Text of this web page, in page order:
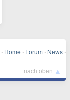
· Home · Forum · News ·
nach oben ▲